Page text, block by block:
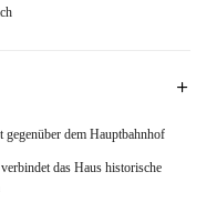
dem Hauptbahnhof
das Haus historische